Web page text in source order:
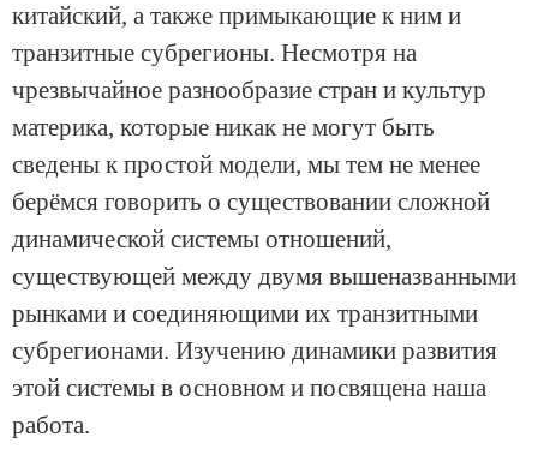
китайский, а также примыкающие к ним и
транзитные субрегионы. Несмотря на
чрезвычайное разнообразие стран и культур
материка, которые никак не могут быть
сведены к простой модели, мы тем не менее
берёмся говорить о существовании сложной
динамической системы отношений,
существующей между двумя вышеназванными
рынками и соединяющими их транзитными
субрегионами. Изучению динамики развития
этой системы в основном и посвящена наша
работа.